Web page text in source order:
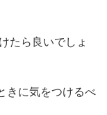
たら良いでしょ
きに気をつけるべ